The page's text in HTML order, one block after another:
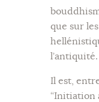
que sur
l’antiquité.
Il est,
“Initiation